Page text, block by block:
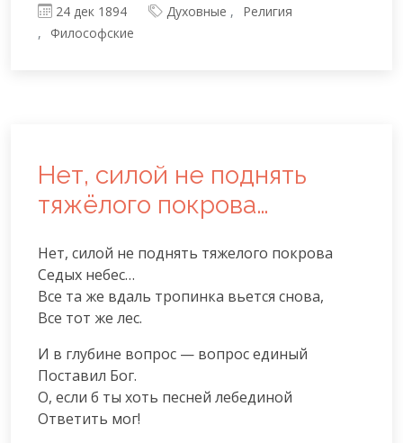
24 дек 1894 Духовные
Религия
Философские
Нет, силой не поднять
тяжёлого покрова…
Нет, силой не поднять тяжелого покрова
Седых небес…
Все та же вдаль тропинка вьется снова,
Все тот же лес.
И в глубине вопрос — вопрос единый
Поставил Бог.
О, если б ты хоть песней лебединой
Ответить мог!